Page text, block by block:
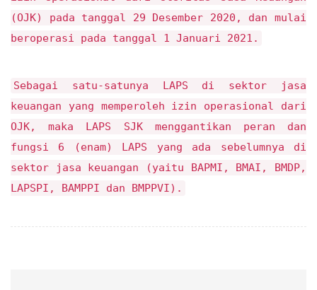
(OJK) pada tanggal 29 Desember 2020, dan mulai
beroperasi pada tanggal 1 Januari 2021.
Sebagai satu-satunya LAPS di sektor jasa
keuangan yang memperoleh izin operasional dari
OJK, maka LAPS SJK menggantikan peran dan
fungsi 6 (enam) LAPS yang ada sebelumnya di
sektor jasa keuangan (yaitu BAPMI, BMAI, BMDP,
LAPSPI, BAMPPI dan BMPPVI).